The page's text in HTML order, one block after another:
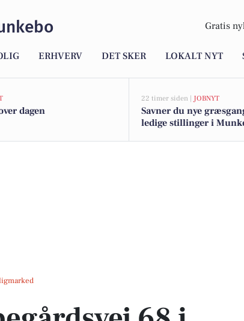
Gratis
ERHVERV DET SKER LOKALT NYT
dagen
22 timer siden | JOBNYT
Savner du nye
ledige stillinger i
i Munkebo er solgt for 3.295.000 - se køberen og 3 andre solgte